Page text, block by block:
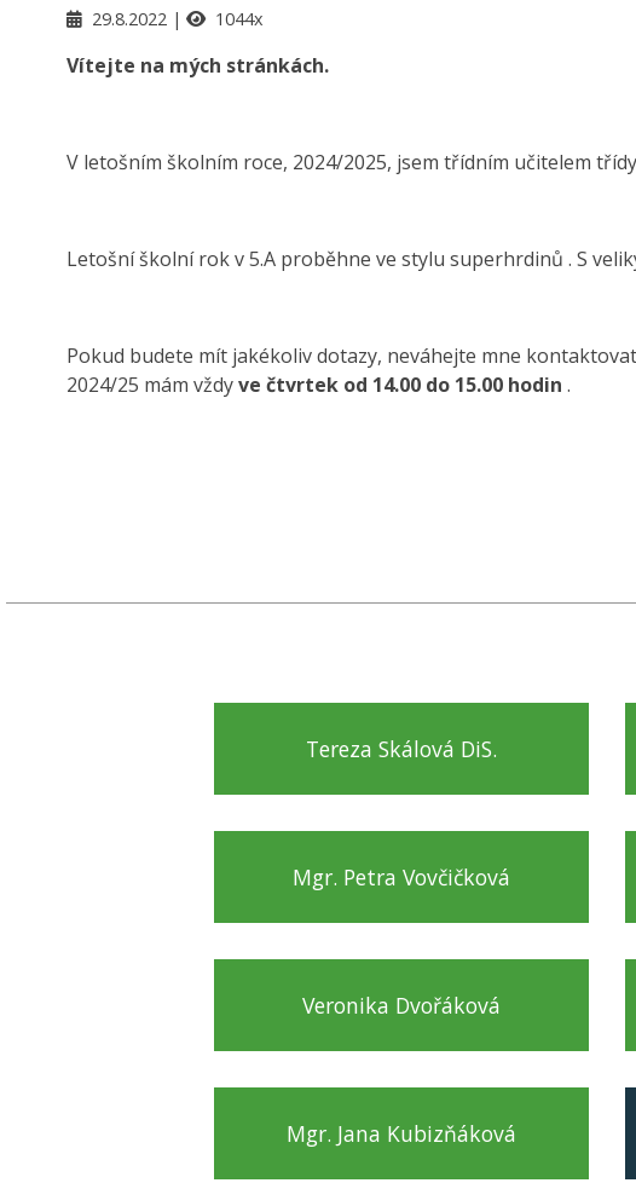
29.8.2022 1044x
Vítejte na mých stránkách.
V letošním školním roce, 2024/2025, jsem třídním učitelem
Letošní školní rok v 5.A proběhne ve stylu superhrdinů . S
Pokud budete mít jakékoliv dotazy, neváhejte mne
2024/25 mám vždyve čtvrtek od 14.00 do 15.00 hodin .
Tereza Skálová DiS.
Mgr. Petra Vovčičková
Veronika Dvořáková
Mgr. Jana Kubizňáková